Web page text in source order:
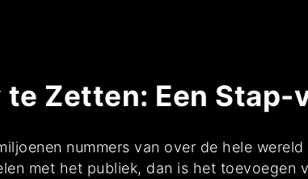
Zetten: Een Stap-
nummers van over de hele
met het publiek, dan is het toevoegen